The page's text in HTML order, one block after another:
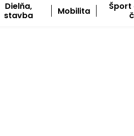
Dielňa,
stavba
Mobilita